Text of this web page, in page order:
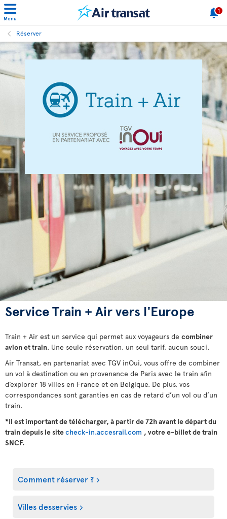
Menu
1
Réserver
Service Train + Air vers l'Europe
Train + Air est un service qui permet aux voyageurs de combiner
avion et train. Une seule réservation, un seul tarif, aucun souci.
Air Transat, en partenariat avec TGV inOui, vous offre de combiner
un vol à destination ou en provenance de Paris avec le train afin
d’explorer 18 villes en France et en Belgique. De plus, vos
correspondances sont garanties en cas de retard d’un vol ou d’un
train.
*Il est important de télécharger, à partir de 72h avant le départ du
train depuis le sitecheck-in.accesrail.com , votre e-billet de train
SNCF.
Comment réserver ?
Villes desservies